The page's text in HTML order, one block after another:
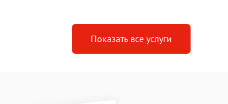
Показать все услуги